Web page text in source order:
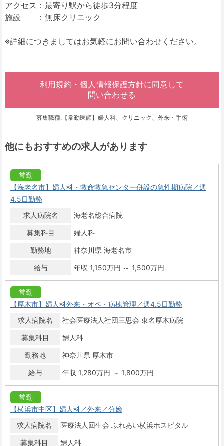
アクセス：最寄り駅から徒歩3分程度
施設 ：無床クリニック
※詳細につきましてはお気軽にお問い合わせください。
利用規約・個人情報保護方針に同意して
問い合わせる
募集職種:【常勤医師】婦人科、クリニック、外来・手術
他にもおすすめの求人があります
常勤
【海老名市】婦人科・救命救急センター併設の急性期病院／週
4.5日勤務
求人病院名
海老名総合病院
募集科目 婦人科
勤務地 神奈川県 海老名市
給与 年収 1,150万円 ～ 1,500万円
常勤
【厚木市】婦人科外来・オペ・病棟管理／週4.5日勤務
求人病院名
社会医療法人社団三思会 東名厚木病院
募集科目 婦人科
勤務地 神奈川県 厚木市
給与 年収 1,280万円 ～ 1,800万円
常勤
【横浜市中区】婦人科／外来／分娩
求人病院名
医療法人回生会 ふれあい横浜ホスピタル
募集科目 婦人科